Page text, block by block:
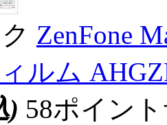
ZenFone
ルム
) 58ポイン